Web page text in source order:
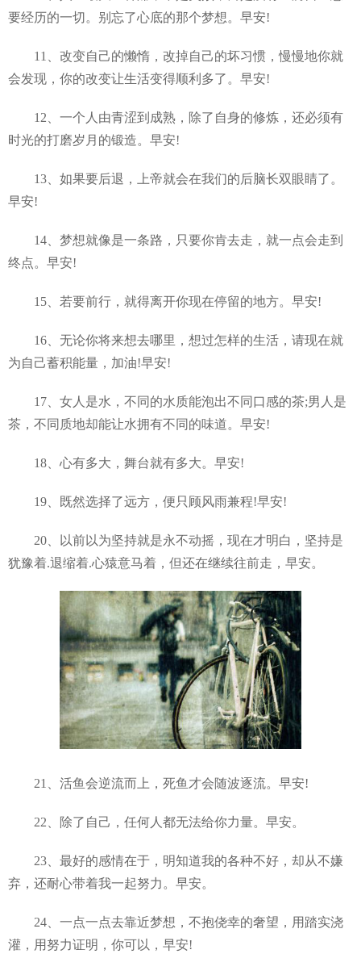
要经历的一切。别忘了心底的那个梦想。早安!
11、改变自己的懒惰，改掉自己的坏习惯，慢慢地你就
会发现，你的改变让生活变得顺利多了。早安!
12、一个人由青涩到成熟，除了自身的修炼，还必须有
时光的打磨岁月的锻造。早安!
13、如果要后退，上帝就会在我们的后脑长双眼睛了。
早安!
14、梦想就像是一条路，只要你肯去走，就一点会走到
终点。早安!
15、若要前行，就得离开你现在停留的地方。早安!
16、无论你将来想去哪里，想过怎样的生活，请现在就
为自己蓄积能量，加油!早安!
17、女人是水，不同的水质能泡出不同口感的茶;男人是
茶，不同质地却能让水拥有不同的味道。早安!
18、心有多大，舞台就有多大。早安!
19、既然选择了远方，便只顾风雨兼程!早安!
20、以前以为坚持就是永不动摇，现在才明白，坚持是
犹豫着.退缩着.心猿意马着，但还在继续往前走，早安。
21、活鱼会逆流而上，死鱼才会随波逐流。早安!
22、除了自己，任何人都无法给你力量。早安。
23、最好的感情在于，明知道我的各种不好，却从不嫌
弃，还耐心带着我一起努力。早安。
24、一点一点去靠近梦想，不抱侥幸的奢望，用踏实浇
灌，用努力证明，你可以，早安!